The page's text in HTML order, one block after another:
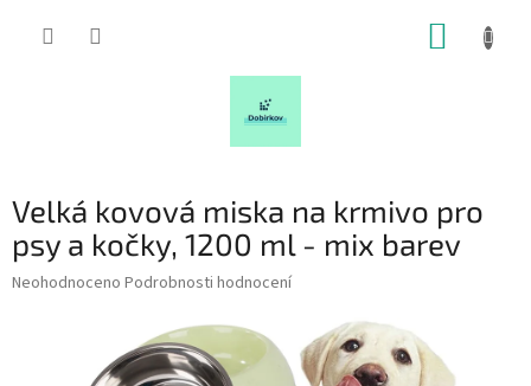
Velká kovová miska na krmivo pro
psy a kočky, 1200 ml - mix barev
Průměrné
Neohodnoceno Podrobnosti hodnocení